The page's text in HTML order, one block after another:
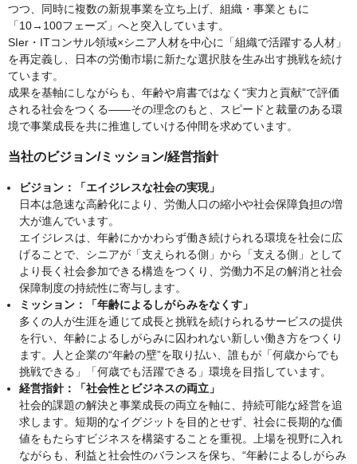
つつ、同時に複数の新規事業を立ち上げ、組織・事業ともに
「10→100フェーズ」へと突入しています。
SIer・ITコンサル領域×シニア人材を中心に「組織で活躍する人材」
を再定義し、日本の労働市場に新たな選択肢を生み出す挑戦を続け
ています。
成果を基軸にしながらも、年齢や肩書ではなく“実力と貢献”で評価
される社会をつくる――その理念のもと、スピードと裁量のある環
境で事業成長を共に推進していける仲間を求めています。
当社のビジョン/ミッション/経営指針
ビジョン：「エイジレスな社会の実現」
日本は急速な高齢化により、労働人口の縮小や社会保障負担の増
大が進んでいます。
エイジレスは、年齢にかかわらず働き続けられる環境を社会に広
げることで、シニアが「支えられる側」から「支える側」として
より長く社会参加できる構造をつくり、労働力不足の解消と社会
保障制度の持続性に寄与します。
ミッション：「年齢によるしがらみをなくす」
多くの人が生涯を通じて成長と挑戦を続けられるサービスの提供
を行い、年齢によるしがらみに囚われない新しい働き方をつくり
ます。人と企業の“年齢の壁”を取り払い、誰もが「何歳からでも
挑戦できる」「何歳でも活躍できる」環境を目指しています。
経営指針：「社会性とビジネスの両立」
社会的課題の解決と事業成長の両立を軸に、持続可能な経営を追
求します。短期的なイグジットを目的とせず、社会に長期的な価
値をもたらすビジネスを構築することを重視。上場を視野に入れ
ながらも、利益と社会性のバランスを保ち、“年齢によるしがらみ